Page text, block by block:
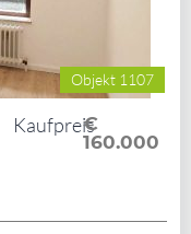
Objekt 1107
Kaufpreis
€
160.000